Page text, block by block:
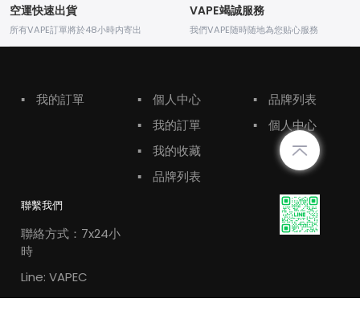
空運快速出貨
所有VAPE訂單將於48小時内寄出
VAPE竭誠服務
我們VAPE随時随地為您贴心服務
▪ 我的訂單 ▪
個人中心
▪
我的訂單
▪
我的收藏
▪
品牌列表
▪
品牌列表
▪
個人中心
聯繫我們
聯絡方式：7x24小
時
Line: VAPEC